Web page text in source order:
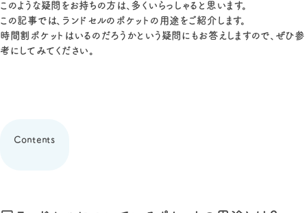
このような疑問をお持ちの方は、多くいらっしゃると思います。
この記事では、ランドセルのポケットの用途をご紹介します。
時間割ポケットはいるのだろうかという疑問にもお答えしますので、ぜひ参
考にしてみてください。
Contents